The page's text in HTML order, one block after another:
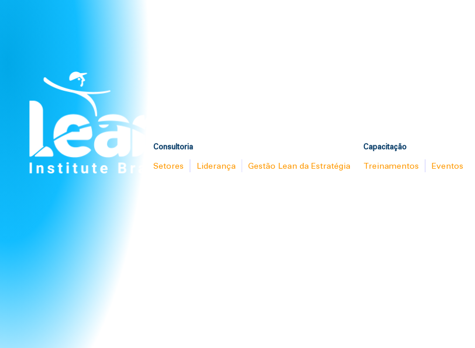
Consultoria
Setores Liderança Gestão Lean da Estratégia
Capacitação
Treinamentos Eventos